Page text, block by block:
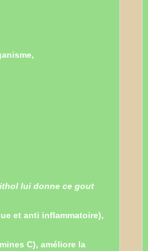
lui donne ce gout
et anti inflammatoire),
C), améliore la